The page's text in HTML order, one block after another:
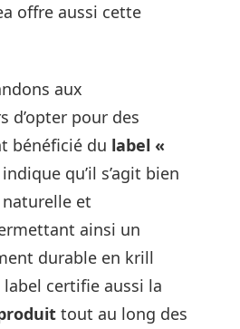
offre aussi cette
aux
d’opter pour des
bénéficié du label «
qu’il s’agit bien
naturelle et
ainsi un
durable en krill
certifie aussi la
tout au long des